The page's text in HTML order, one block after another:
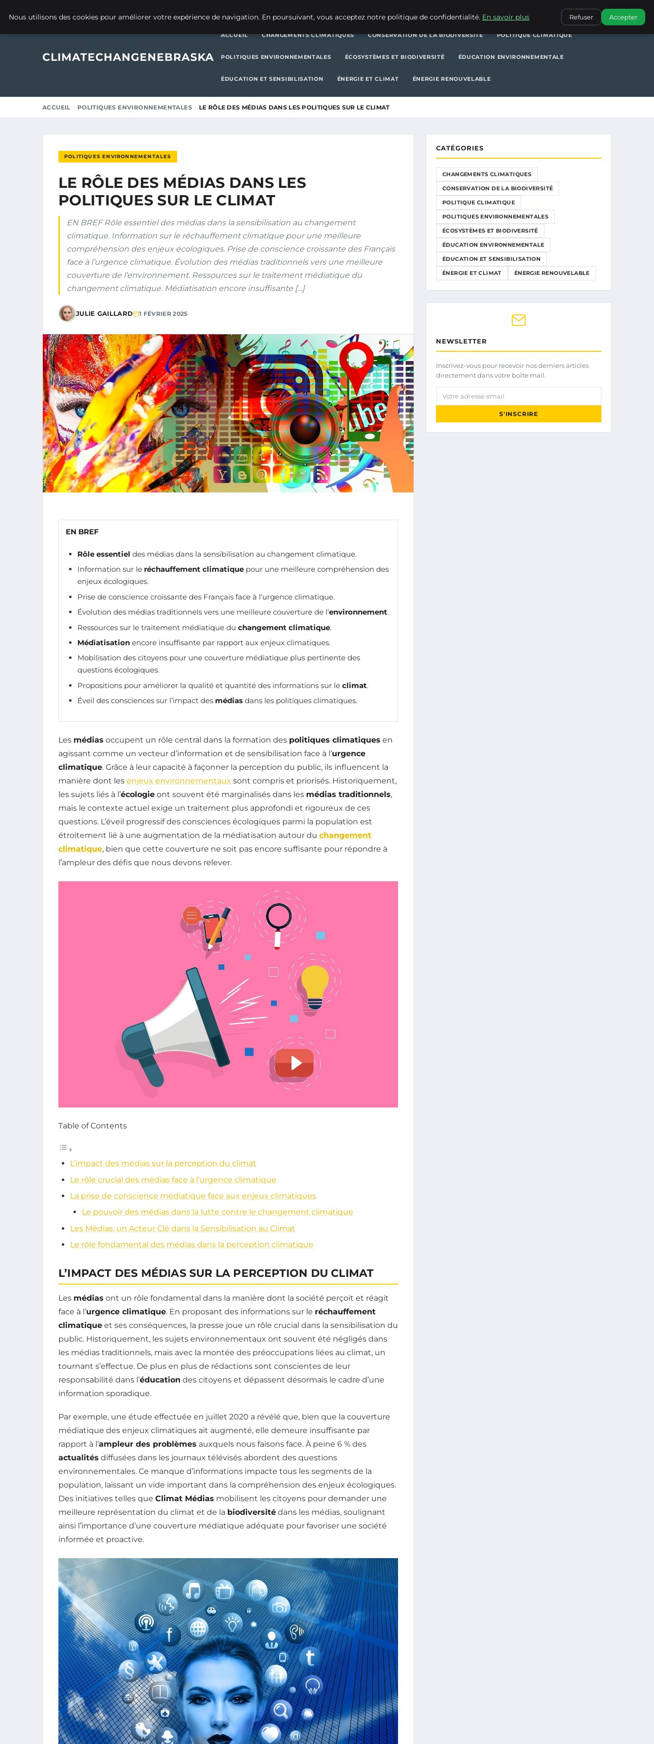
POLITIQUES ENVIRONNEMENTALES
CLIMATECHANGENEBRASKA
ACCUEIL CHANGEMENTS CLIMATIQUES CONSERVATION DE LA BIODIVERSITÉ POLITIQUE CLIMATIQUE
POLITIQUES ENVIRONNEMENTALES ÉCOSYSTÈMES ET BIODIVERSITÉ ÉDUCATION ENVIRONNEMENTALE
ÉDUCATION ET SENSIBILISATION ÉNERGIE ET CLIMAT ÉNERGIE RENOUVELABLE
ACCUEIL POLITIQUES ENVIRONNEMENTALES LE RÔLE DES MÉDIAS DANS LES POLITIQUES SUR LE CLIMAT
POLITIQUES ENVIRONNEMENTALES
LE RÔLE DES MÉDIAS DANS LES
POLITIQUES SUR LE CLIMAT
EN BREF Rôle essentiel des médias dans la sensibilisation au changement
climatique. Information sur le réchauffement climatique pour une meilleure
compréhension des enjeux écologiques. Prise de conscience croissante des Français
face à l’urgence climatique. Évolution des médias traditionnels vers une meilleure
couverture de l’environnement. Ressources sur le traitement médiatique du
changement climatique. Médiatisation encore insuffisante […]
JULIE GAILLARD 1 FÉVRIER 2025
EN BREF
Rôle essentiel des médias dans la sensibilisation au changement climatique.
Information sur le réchauffement climatique pour une meilleure compréhension des
enjeux écologiques.
Prise de conscience croissante des Français face à l’urgence climatique.
Évolution des médias traditionnels vers une meilleure couverture de l’environnement.
Ressources sur le traitement médiatique du changement climatique.
Médiatisation encore insuffisante par rapport aux enjeux climatiques.
Mobilisation des citoyens pour une couverture médiatique plus pertinente des
questions écologiques.
Propositions pour améliorer la qualité et quantité des informations sur le climat.
Éveil des consciences sur l’impact des médias dans les politiques climatiques.
Les médias occupent un rôle central dans la formation des politiques climatiques en
agissant comme un vecteur d’information et de sensibilisation face à l’urgence
climatique. Grâce à leur capacité à façonner la perception du public, ils influencent la
manière dont les enjeux environnementaux sont compris et priorisés. Historiquement,
les sujets liés à l’écologie ont souvent été marginalisés dans les médias traditionnels,
mais le contexte actuel exige un traitement plus approfondi et rigoureux de ces
questions. L’éveil progressif des consciences écologiques parmi la population est
étroitement lié à une augmentation de la médiatisation autour du changement
climatique, bien que cette couverture ne soit pas encore suffisante pour répondre à
l’ampleur des défis que nous devons relever.
Table of Contents
L’impact des médias sur la perception du climat
Le rôle crucial des médias face à l’urgence climatique
La prise de conscience médiatique face aux enjeux climatiques
Le pouvoir des médias dans la lutte contre le changement climatique
Les Médias, un Acteur Clé dans la Sensibilisation au Climat
Le rôle fondamental des médias dans la perception climatique
L’IMPACT DES MÉDIAS SUR LA PERCEPTION DU CLIMAT
Les médias ont un rôle fondamental dans la manière dont la société perçoit et réagit
face à l’urgence climatique. En proposant des informations sur le réchauffement
climatique et ses conséquences, la presse joue un rôle crucial dans la sensibilisation du
public. Historiquement, les sujets environnementaux ont souvent été négligés dans
les médias traditionnels, mais avec la montée des préoccupations liées au climat, un
tournant s’effectue. De plus en plus de rédactions sont conscientes de leur
responsabilité dans l’éducation des citoyens et dépassent désormais le cadre d’une
information sporadique.
Par exemple, une étude effectuée en juillet 2020 a révélé que, bien que la couverture
médiatique des enjeux climatiques ait augmenté, elle demeure insuffisante par
rapport à l’ampleur des problèmes auxquels nous faisons face. À peine 6 % des
actualités diffusées dans les journaux télévisés abordent des questions
environnementales. Ce manque d’informations impacte tous les segments de la
population, laissant un vide important dans la compréhension des enjeux écologiques.
Des initiatives telles que Climat Médias mobilisent les citoyens pour demander une
meilleure représentation du climat et de la biodiversité dans les médias, soulignant
ainsi l’importance d’une couverture médiatique adéquate pour favoriser une société
informée et proactive.
CATÉGORIES
CHANGEMENTS CLIMATIQUES
CONSERVATION DE LA BIODIVERSITÉ
POLITIQUE CLIMATIQUE
POLITIQUES ENVIRONNEMENTALES
ÉCOSYSTÈMES ET BIODIVERSITÉ
ÉDUCATION ENVIRONNEMENTALE
ÉDUCATION ET SENSIBILISATION
ÉNERGIE ET CLIMAT ÉNERGIE RENOUVELABLE
NEWSLETTER
Inscrivez-vous pour recevoir nos derniers articles
directement dans votre boîte mail.
Votre adresse email
S'INSCRIRE
Nous utilisons des cookies pour améliorer votre expérience de navigation. En poursuivant, vous acceptez notre politique de confidentialité. En savoir plus Refuser Accepter